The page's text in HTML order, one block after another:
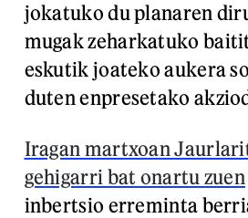
jokatuko du planaren
mugak zeharkatuko
eskutik joateko aukera
duten enpresetako
Iragan martxoan
gehigarri bat onartu zuen
inbertsio erreminta